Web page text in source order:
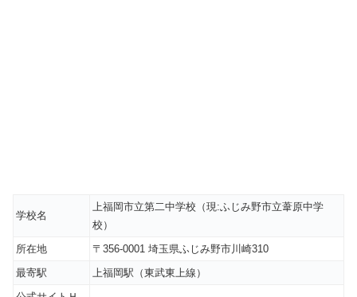
学校名
上福岡市立第二中学校（現:ふじみ野市立葦原中学
校）
所在地
〒356-0001 埼玉県ふじみ野市川崎310
最寄駅
上福岡駅（東武東上線）